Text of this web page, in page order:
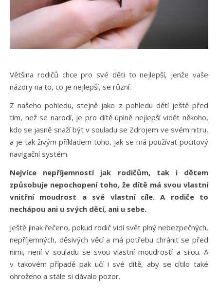
Většina rodičů chce pro své děti to nejlepší, jenže vaše
názory na to, co je nejlepší, se různí.
Z našeho pohledu, stejně jako z pohledu dětí ještě před
tím, než se narodí, je pro dítě úplně nejlepší vidět někoho,
kdo se jasně snaží být v souladu se Zdrojem ve svém nitru,
a je tak živým příkladem toho, jak se má používat pocitový
navigační systém.
Nejvíce nepříjemností jak rodičům, tak i dětem
způsobuje nepochopení toho, že dítě má svou vlastní
vnitřní moudrost a své vlastní cíle. A rodiče to
nechápou ani u svých dětí, ani u sebe.
Ještě jinak řečeno, pokud rodič vidí svět plný nebezpečných,
nepříjemných, děsivých věcí a má potřebu chránit se před
nimi, není v souladu se svou vlastní moudrostí a silou. A
v takovém případě pak učí i své dítě, aby se cítilo také
ohroženo a stále si dávalo pozor.